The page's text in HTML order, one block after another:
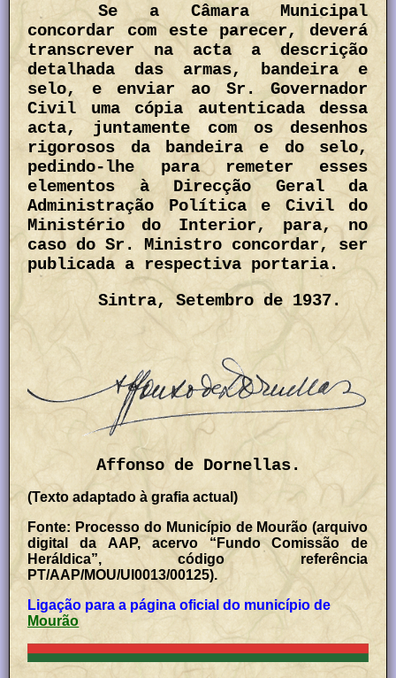
Se a Câmara Municipal
concordar com este parecer, deverá
transcrever na acta a descrição
detalhada das armas, bandeira e
selo, e enviar ao Sr. Governador
Civil uma cópia autenticada dessa
acta, juntamente com os desenhos
rigorosos da bandeira e do selo,
pedindo-lhe para remeter esses
elementos à Direcção Geral da
Administração Política e Civil do
Ministério do Interior, para, no
caso do Sr. Ministro concordar, ser
publicada a respectiva portaria.
Sintra, Setembro de 1937.
Affonso de Dornellas.
(Texto adaptado à grafia actual)
Fonte: Processo do Município de Mourão (arquivo
digital da AAP, acervo “Fundo Comissão de
Heráldica”, código referência
PT/AAP/MOU/UI0013/00125).
Ligação para a página oficial do município de
Mourão